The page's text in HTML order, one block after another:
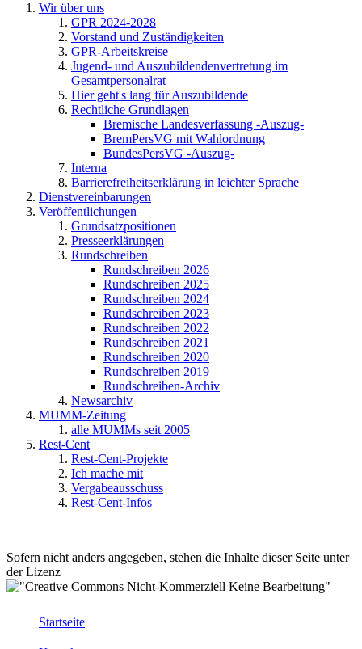
Wir über uns
GPR 2024-2028
Vorstand und Zuständigkeiten
GPR-Arbeitskreise
Jugend- und Auszubildendenvertretung im
Gesamtpersonalrat
Hier geht's lang für Auszubildende
Rechtliche Grundlagen
Bremische Landesverfassung -Auszug-
BremPersVG mit Wahlordnung
BundesPersVG -Auszug-
Interna
Barrierefreiheitserklärung in leichter Sprache
Dienstvereinbarungen
Veröffentlichungen
Grundsatzpositionen
Presseerklärungen
Rundschreiben
Rundschreiben 2026
Rundschreiben 2025
Rundschreiben 2024
Rundschreiben 2023
Rundschreiben 2022
Rundschreiben 2021
Rundschreiben 2020
Rundschreiben 2019
Rundschreiben-Archiv
Newsarchiv
MUMM-Zeitung
alle MUMMs seit 2005
Rest-Cent
Rest-Cent-Projekte
Ich mache mit
Vergabeausschuss
Rest-Cent-Infos
Sofern nicht anders angegeben, stehen die Inhalte dieser Seite unter
der Lizenz
Startseite